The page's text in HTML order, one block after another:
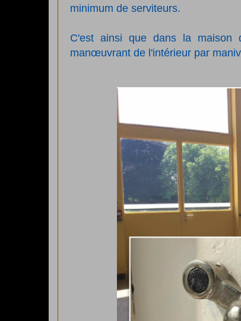
minimum de serviteurs.
C'est ainsi que dans la maison
manœuvrant de l'intérieur par